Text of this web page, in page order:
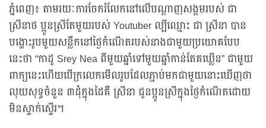
ភ្នំពេញ៖ តាមរយៈការចែករំលែកនៅលើបណ្តាញសង្គមរបស់ ជា
ស្រីនាថ ប្អូនស្រីតែមួយរបស់ Youtuber ល្បីឈ្មោះ ជា ស្រីនា បាន
បង្ហោះរូបមួយសន្លឹកនៅថ្ងៃកំណើតរបស់នាងជាមួយប្រយោគបែប
នេះថា “កាដូ Srey Nea ពីមួយឆ្នាំទៅមួយឆ្នាំកាន់តែគឃ្លើន” ជាមួយ
ពាក្យនេះហើយបើក្រលេកមើលរូបដែលភ្ជាប់មកជាមួយនោះឃើញថា
លុយសុទ្ធចំនួន ៣ដុំក្នុងដៃគឺ ស្រីនា ជូនប្អូនស្រីក្នុងថ្ងៃកំណើតដោយ
មិនស្ទាក់ស្ទើរ។